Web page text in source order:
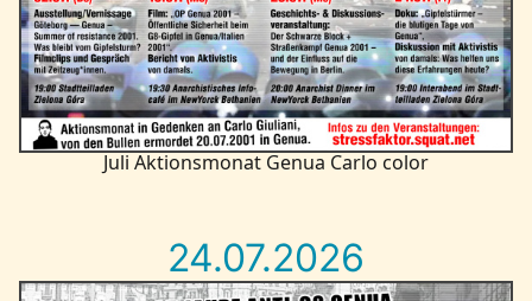
Juli Aktionsmonat Genua Carlo color
24.07.2026